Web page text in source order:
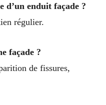
d’un enduit façade ?
régulier.
façade ?
de fissures,